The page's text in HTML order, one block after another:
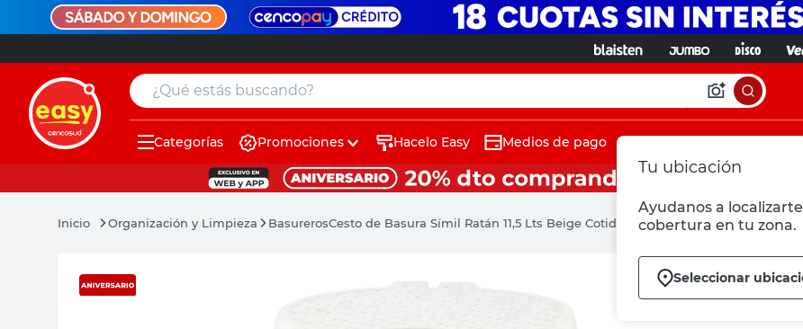
¿Qué estás buscando?
Tu ubicación
Ayudanos a
cobertura en tu zona.
Seleccionar
Categorías Promociones Hacelo Easy Medios de pago
Organización y Limpieza BasurerosCesto de Basura Símil Ratán 11,5 Lts Beige Cotidiana
muebles